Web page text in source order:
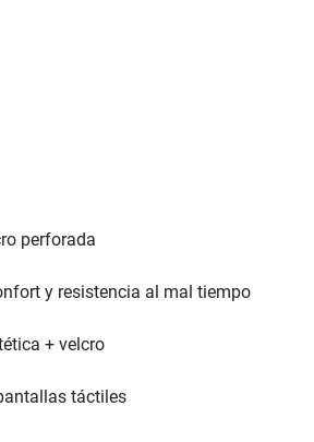
perforada
y resistencia al mal tiempo
+ velcro
táctiles